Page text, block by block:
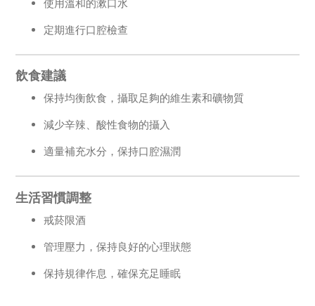
使用溫和的漱口水
定期進行口腔檢查
飲食建議
保持均衡飲食，攝取足夠的維生素和礦物質
減少辛辣、酸性食物的攝入
適量補充水分，保持口腔濕潤
生活習慣調整
戒菸限酒
管理壓力，保持良好的心理狀態
保持規律作息，確保充足睡眠